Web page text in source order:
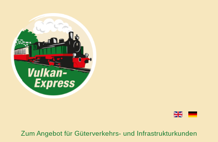
Zum Angebot für Güterverkehrs- und Infrastrukturkunden